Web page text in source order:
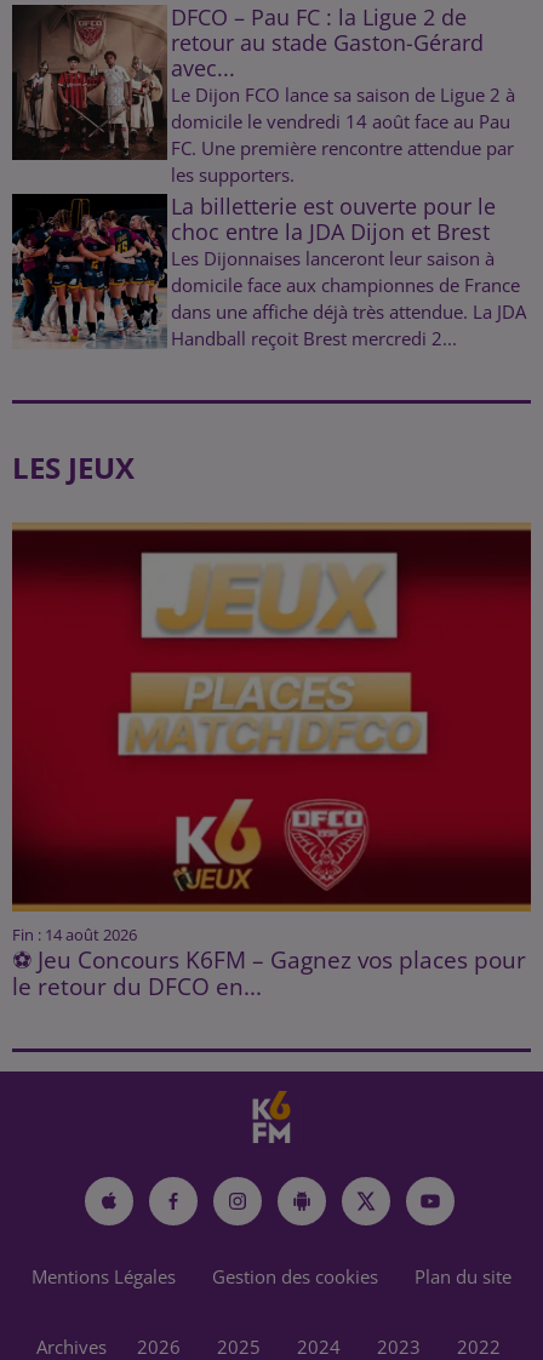
DFCO – Pau FC : la Ligue 2 de
retour au stade Gaston-Gérard
avec...
Le Dijon FCO lance sa saison de Ligue 2 à
domicile le vendredi 14 août face au Pau
FC. Une première rencontre attendue par
les supporters.
La billetterie est ouverte pour le
choc entre la JDA Dijon et Brest
Les Dijonnaises lanceront leur saison à
domicile face aux championnes de France
dans une affiche déjà très attendue. La JDA
Handball reçoit Brest mercredi 2...
LES JEUX
Fin : 14 août 2026
⚽ Jeu Concours K6FM – Gagnez vos places pour
le retour du DFCO en...
Mentions Légales Gestion des cookies Plan du site
Archives 2026 2025 2024 2023 2022